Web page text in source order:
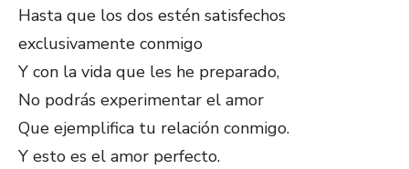
Hasta que los dos estén satisfechos
exclusivamente conmigo
Y con la vida que les he preparado,
No podrás experimentar el amor
Que ejemplifica tu relación conmigo.
Y esto es el amor perfecto.